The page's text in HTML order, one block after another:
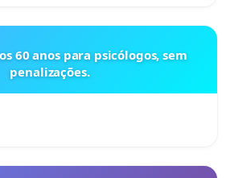
60 anos para psicólogos, sem
penalizações.